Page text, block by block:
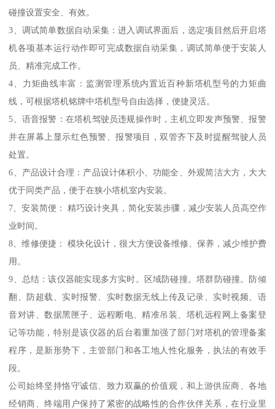
碰撞设置安全、有效。
3、调试简单数据自动采集：进入调试界面后，选定项目然后开启塔
机各项基本运行动作即可完成数据自动采集，调试简单便于安装人
员、精准完成工作。
4、力矩曲线丰富：监测管理系统内置近百种新塔机型号的力矩曲
线，可根据塔机铭牌中塔机型号自由选择，便捷灵活。
5、语音报警：在塔机驾驶员违规操作时，主机立即发声预警、报警
并在屏幕上显示红色预警、报警项目，双管齐下及时提醒驾驶人员
处置。
6、产品设计合理：产品设计体积小、功能全、外观简洁大方，大大
优于同类产品，便于在狭小塔机室内安装。
7、安装简便： 精巧设计夹具，简化安装步骤，减少安装人员高空作
业时间。
8、维修便捷： 模块化设计，很大方便设备维修、保养，减少维护费
用。
9、总结：该仪器能实现多方实时。区域防碰撞。塔群防碰撞。防倾
翻、防超载、实时报警、实时数据无线上传及记录、实时视频、语
音对讲、数据黑匣子、远程断电、精准吊装、塔机远程网上备案登
记等功能，特别是该仪器的后台着重加强了部门对塔机的管理备案
程序，是新形势下，主管部门和各工地人性化服务，执法的有效手
段。
公司始终坚持恪守诚信、致力双赢的价值观，和上游供应商、各地
经销商、终端用户保持了紧密的战略性的合作伙伴关系，在行业里